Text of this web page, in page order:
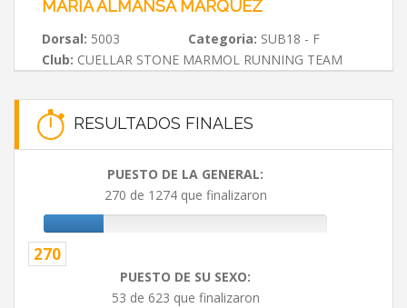
MARIA ALMANSA MÁRQUEZ
Dorsal: 5003 Categoria: SUB18 - F
Club: CUELLAR STONE MARMOL RUNNING TEAM
RESULTADOS FINALES
PUESTO DE LA GENERAL:
270 de 1274 que finalizaron
270
PUESTO DE SU SEXO:
53 de 623 que finalizaron